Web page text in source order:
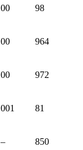
00 98
00 964
00 972
001 81
– 850